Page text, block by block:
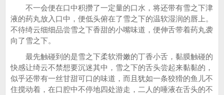
不一会便在口中积攒了一定量的口水，将还带有雪之下津
液的药丸放入口中，便低头俯在了雪之下的温软湿润的唇上。
不待绮云细细品尝雪之下香甜的小嘴味道，便伸舌带着药丸袭
向了雪之下。
最先触碰到的是雪之下柔软滑嫩的丁香小舌，黏膜触碰的
快感让绮云不禁想要沉迷其中，雪之下的舌头尝起来黏黏的，
似乎还带有一丝甘甜可口的味道，而且犹如一条狡猾的鱼儿不
住搅动着，在口腔中不停地四处游走，二人的唾液在舌头的不